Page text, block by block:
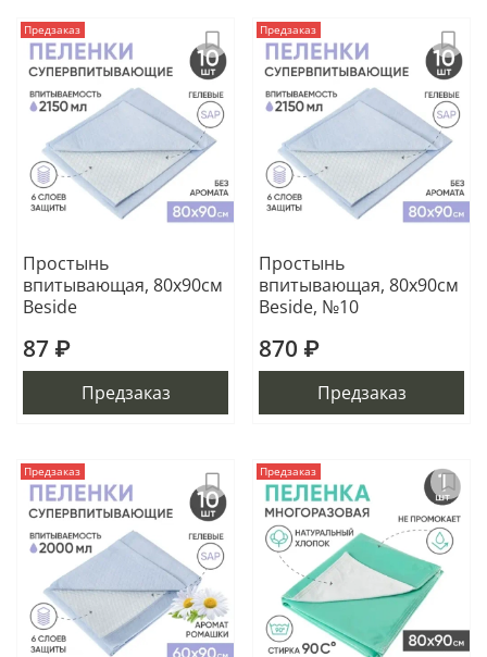
Предзаказ
Простынь
впитывающая, 80х90см
Beside
87 ₽
Предзаказ
Предзаказ
Простынь
впитывающая, 80х90см
Beside, №10
870 ₽
Предзаказ
Предзаказ Предзаказ